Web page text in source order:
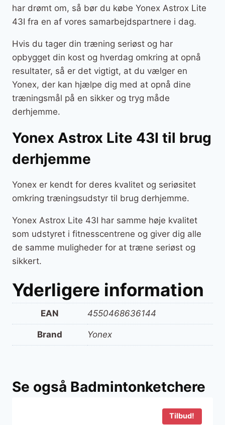
har drømt om, så bør du købe Yonex Astrox Lite
43I fra en af vores samarbejdspartnere i dag.
Hvis du tager din træning seriøst og har
opbygget din kost og hverdag omkring at opnå
resultater, så er det vigtigt, at du vælger en
Yonex, der kan hjælpe dig med at opnå dine
træningsmål på en sikker og tryg måde
derhjemme.
Yonex Astrox Lite 43I til brug
derhjemme
Yonex er kendt for deres kvalitet og seriøsitet
omkring træningsudstyr til brug derhjemme.
Yonex Astrox Lite 43I har samme høje kvalitet
som udstyret i fitnesscentrene og giver dig alle
de samme muligheder for at træne seriøst og
sikkert.
Yderligere information
EAN 4550468636144
Brand Yonex
Se også Badmintonketchere
Tilbud!